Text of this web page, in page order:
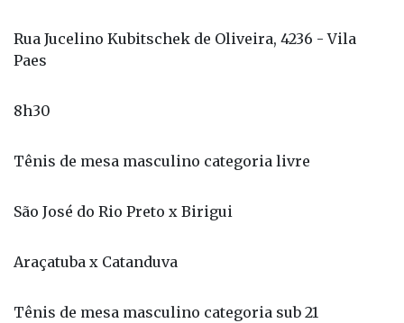
8h30
Tênis de mesa masculino categoria livre
São José do Rio Preto x Birigui
Araçatuba x Catanduva
Tênis de mesa masculino categoria sub 21
Bento de Abreu x Mirandópolis